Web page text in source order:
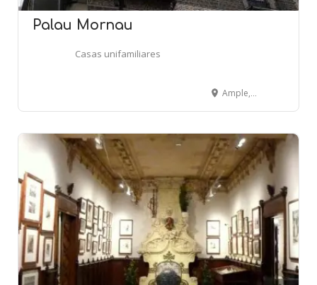
Palau Mornau
Casas unifamiliares
Ample, 35 - BARCELONA